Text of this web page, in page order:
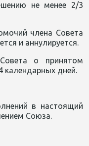
не менее 2/3
члена Совета
и аннулируется.
о принятом
календарных дней.
в настоящий
Союза.